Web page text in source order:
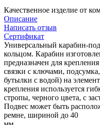
Качественное изделие от
Описание
Написать отзыв
Сертификат
Универсальный карабин-
кольцом. Карабин
предназначен для
связки с ключами,
бутылки с водой) на
крепления используется
стропы, черного цвета, с
Подвес может быть
ремне, шириной до 40